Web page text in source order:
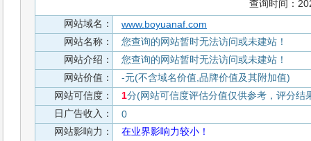
查询时间：
网站域名：
www.boyuanaf.com
网站名称：
您查询的网站暂时无法访问或未建站！
网站介绍：
您查询的网站暂时无法访问或未建站！
网站价值：
-元(不含域名价值,品牌价值及其附加值)
网站可信度：
1分(网站可信度评估分值仅供参考，评分结
日广告收入：
0
网站影响力：
在业界影响力较小！